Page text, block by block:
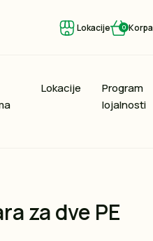
Lokacije 0 Korpa
Lokacije
Program
lojalnosti
za dve PE